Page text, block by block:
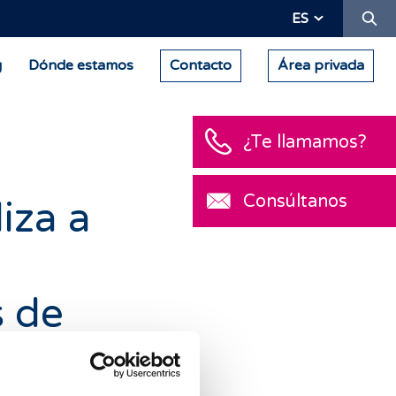
ES
Dónde estamos Contacto Área privada
a
de
¿Te llamamos?
Consúltanos